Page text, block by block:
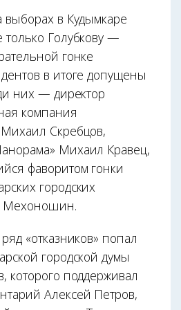
выборах в Кудымкаре
только Голубкову —
гонке
в итоге допущены
них — директор
компания
Михаил Скребцов,
Михаил Кравец,
фаворитом гонки
городских
Мехоношин.
«отказников» попал
городской думы
которого поддерживал
Алексей Петров,